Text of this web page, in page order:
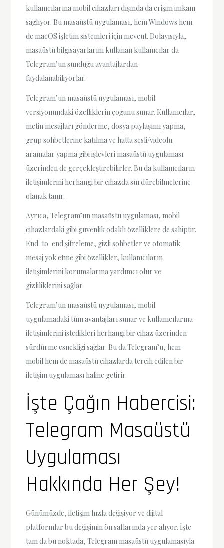
kullanıcılarına mobil cihazları dışında da erişim imkanı
sağlıyor. Bu masaüstü uygulaması, hem Windows hem
de macOS işletim sistemleri için mevcut. Dolayısıyla,
masaüstü bilgisayarlarını kullanan kullanıcılar da
Telegram’un sunduğu avantajlardan
faydalanabiliyorlar.
Telegram’un masaüstü uygulaması, mobil
versiyonundaki özelliklerin çoğunu sunar. Kullanıcılar,
metin mesajları gönderme, dosya paylaşımı yapma,
grup sohbetlerine katılma ve hatta sesli/videolu
aramalar yapma gibi işlevleri masaüstü uygulaması
üzerinden de gerçekleştirebilirler. Bu da kullanıcıların
iletişimlerini herhangi bir cihazda sürdürebilmelerine
olanak tanır.
Ayrıca, Telegram’un masaüstü uygulaması, mobil
cihazlardaki gibi güvenlik odaklı özelliklere de sahiptir.
End-to-end şifreleme, gizli sohbetler ve otomatik
mesaj yok etme gibi özellikler, kullanıcıların
iletişimlerini korumalarına yardımcı olur ve
gizliliklerini sağlar.
Telegram’un masaüstü uygulaması, mobil
uygulamadaki tüm avantajları sunar ve kullanıcılarına
iletişimlerini istedikleri herhangi bir cihaz üzerinden
sürdürme esnekliği sağlar. Bu da Telegram’u, hem
mobil hem de masaüstü cihazlarda tercih edilen bir
iletişim uygulaması haline getirir.
İşte Çağın Habercisi:
Telegram Masaüstü
Uygulaması
Hakkında Her Şey!
Günümüzde, iletişim hızla değişiyor ve dijital
platformlar bu değişimin ön saflarında yer alıyor. İşte
tam da bu noktada, Telegram masaüstü uygulamasıyla